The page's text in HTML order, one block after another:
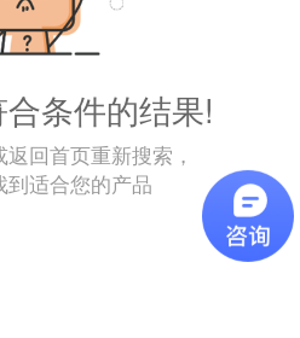
条件的结果!
回首页重新搜索，
到适合您的产品